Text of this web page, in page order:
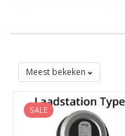
Wat is een
Een laadpaal met
kabel die permanent
aan het einde van de
Meest bekeken
SALE